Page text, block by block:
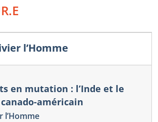
l’Homme
en mutation : l’Inde et le
américain
l’Homme